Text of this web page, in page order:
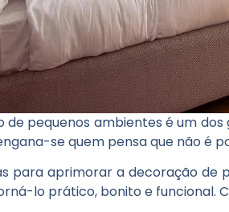
de pequenos ambientes é um
se quem pensa que não é
para aprimorar a decoração de
lo prático, bonito e funcional.